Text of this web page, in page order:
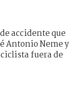
accidente que
Antonio Neme y
fuera de